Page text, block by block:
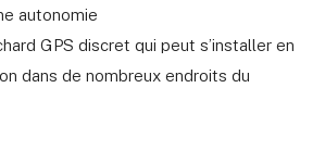
autonomie
GPS discret qui peut s’installer en
dans de nombreux endroits du